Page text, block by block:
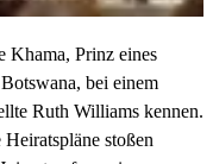
Khama, Prinz eines
bei einem
Ruth Williams kennen.
stoßen